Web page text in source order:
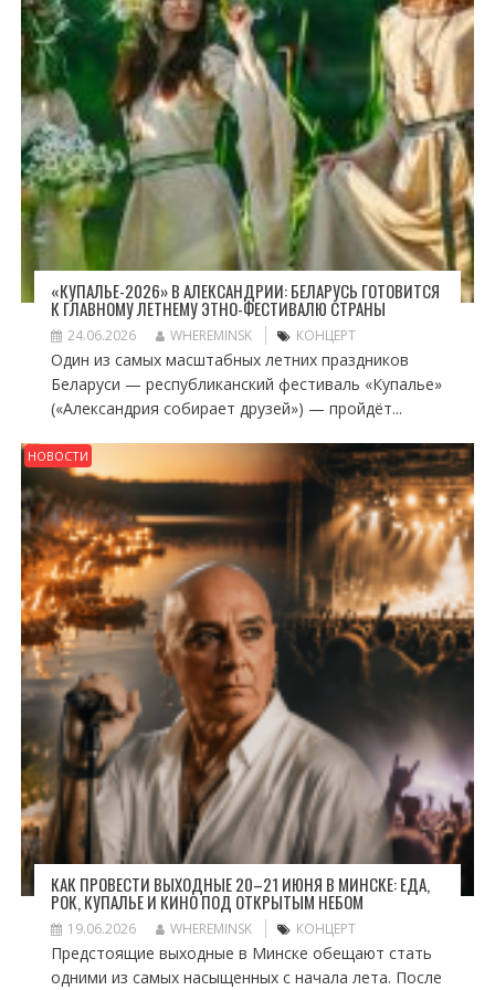
«КУПАЛЬЕ-2026» В АЛЕКСАНДРИИ: БЕЛАРУСЬ ГОТОВИТСЯ
К ГЛАВНОМУ ЛЕТНЕМУ ЭТНО-ФЕСТИВАЛЮ СТРАНЫ
24.06.2026 WHEREMINSK КОНЦЕРТ
Один из самых масштабных летних праздников
Беларуси — республиканский фестиваль «Купалье»
(«Александрия собирает друзей») — пройдёт...
НОВОСТИ
КАК ПРОВЕСТИ ВЫХОДНЫЕ 20–21 ИЮНЯ В МИНСКЕ: ЕДА,
РОК, КУПАЛЬЕ И КИНО ПОД ОТКРЫТЫМ НЕБОМ
19.06.2026 WHEREMINSK КОНЦЕРТ
Предстоящие выходные в Минске обещают стать
одними из самых насыщенных с начала лета. После